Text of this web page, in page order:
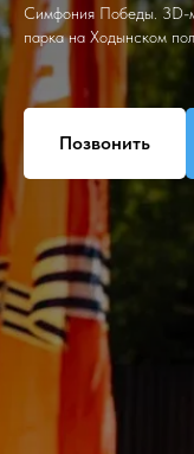
Симфония Победы. 3D-
парка на Ходынском
Позвонить